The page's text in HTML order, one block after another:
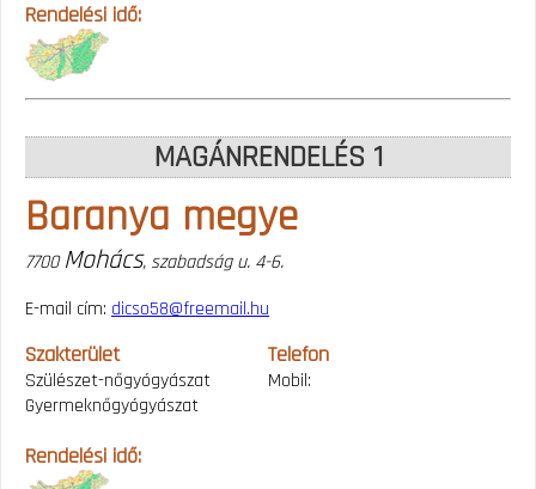
Rendelési idő:
MAGÁNRENDELÉS 1
Baranya megye
7700Mohács, szabadság u. 4-6.
E-mail cím: dicso58@freemail.hu
Szakterület
Szülészet-nőgyógyászat
Gyermeknőgyógyászat
Telefon
Mobil:
Rendelési idő: